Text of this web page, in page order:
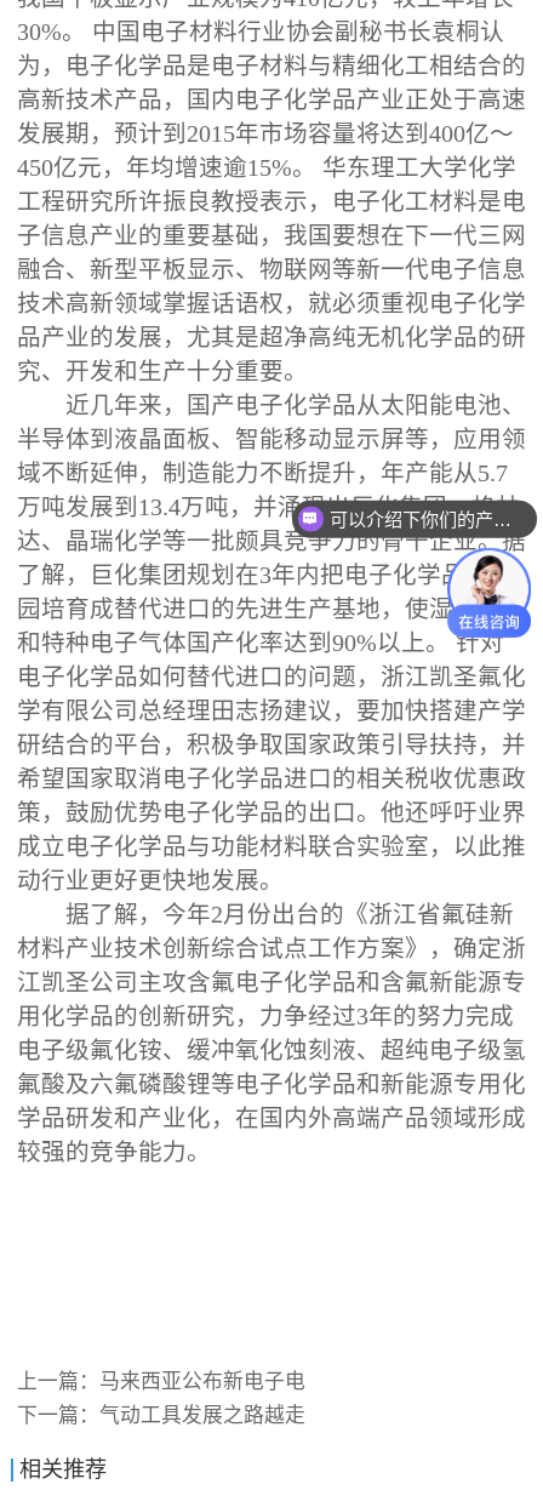
30%。 中国电子材料行业协会副秘书长袁桐认
为，电子化学品是电子材料与精细化工相结合的
高新技术产品，国内电子化学品产业正处于高速
发展期，预计到2015年市场容量将达到400亿～
450亿元，年均增速逾15%。 华东理工大学化学
工程研究所许振良教授表示，电子化工材料是电
子信息产业的重要基础，我国要想在下一代三网
融合、新型平板显示、物联网等新一代电子信息
技术高新领域掌握话语权，就必须重视电子化学
品产业的发展，尤其是超净高纯无机化学品的研
究、开发和生产十分重要。
近几年来，国产电子化学品从太阳能电池、
半导体到液晶面板、智能移动显示屏等，应用领
域不断延伸，制造能力不断提升，年产能从5.7
万吨发展到13.4万吨，并涌现出巨化集团、格林
达、晶瑞化学等一批颇具竞争力的骨干企业。据
了解，巨化集团规划在3年内把电子化学品产业
园培育成替代进口的先进生产基地，使湿化学品
和特种电子气体国产化率达到90%以上。 针对
电子化学品如何替代进口的问题，浙江凯圣氟化
学有限公司总经理田志扬建议，要加快搭建产学
研结合的平台，积极争取国家政策引导扶持，并
希望国家取消电子化学品进口的相关税收优惠政
策，鼓励优势电子化学品的出口。他还呼吁业界
成立电子化学品与功能材料联合实验室，以此推
动行业更好更快地发展。
据了解，今年2月份出台的《浙江省氟硅新
材料产业技术创新综合试点工作方案》，确定浙
江凯圣公司主攻含氟电子化学品和含氟新能源专
用化学品的创新研究，力争经过3年的努力完成
电子级氟化铵、缓冲氧化蚀刻液、超纯电子级氢
氟酸及六氟磷酸锂等电子化学品和新能源专用化
学品研发和产业化，在国内外高端产品领域形成
较强的竞争能力。
上一篇： 马来西亚公布新电子电
下一篇： 气动工具发展之路越走
相关推荐